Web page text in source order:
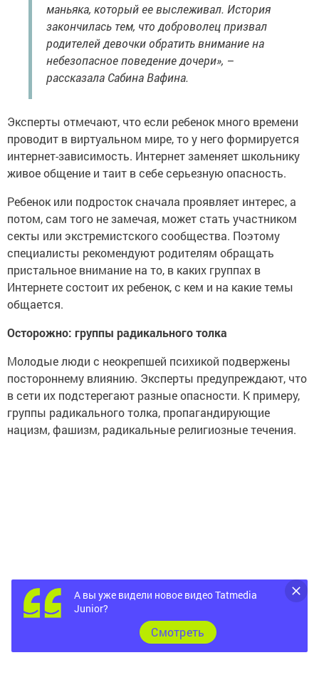
маньяка, который ее выслеживал. История
закончилась тем, что доброволец призвал
родителей девочки обратить внимание на
небезопасное поведение дочери», –
рассказала Сабина Вафина.
Эксперты отмечают, что если ребенок много времени
проводит в виртуальном мире, то у него формируется
интернет-зависимость. Интернет заменяет школьнику
живое общение и таит в себе серьезную опасность.
Ребенок или подросток сначала проявляет интерес, а
потом, сам того не замечая, может стать участником
секты или экстремистского сообщества. Поэтому
специалисты рекомендуют родителям обращать
пристальное внимание на то, в каких группах в
Интернете состоит их ребенок, с кем и на какие темы
общается.
Осторожно: группы радикального толка
Молодые люди с неокрепшей психикой подвержены
постороннему влиянию. Эксперты предупреждают, что
в сети их подстерегают разные опасности. К примеру,
группы радикального толка, пропагандирующие
нацизм, фашизм, радикальные религиозные течения.
А вы уже видели новое видео Tatmedia
Junior?
Cмотреть